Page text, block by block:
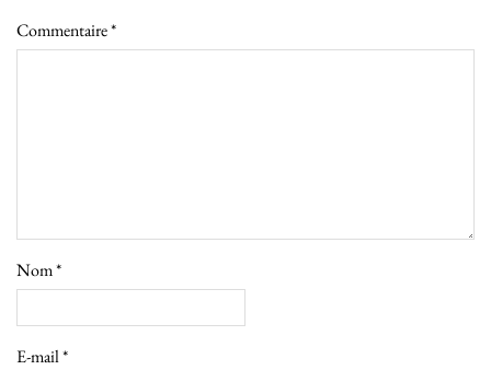
Commentaire*
Nom*
E-mail*